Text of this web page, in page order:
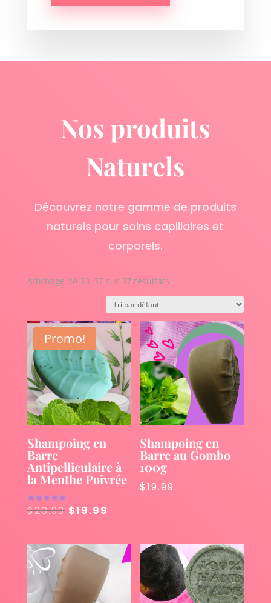
Nos produits
Naturels
Découvrez notre gamme de produits
naturels pour soins capillaires et
corporels.
Affichage de 33–37 sur 37 résultats
Promo!
Shampoing en
Barre
Antipelliculaire à
la Menthe Poivrée
Note
5.00
$20.99 Le
initial
était :
$20.99.
$19.99
actuel
est :
$19.99.
Shampoing en
Barre au Gombo
100g
$19.99